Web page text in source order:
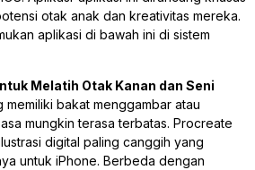
otak anak dan kreativitas mereka.
aplikasi di bawah ini di sistem
Melatih Otak Kanan dan Seni
bakat menggambar atau
mungkin terasa terbatas. Procreate
digital paling canggih yang
untuk iPhone. Berbeda dengan